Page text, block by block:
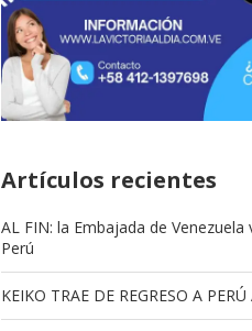
Artículos recientes
AL FIN: la Embajada de Venezuela
Perú
KEIKO TRAE DE REGRESO A